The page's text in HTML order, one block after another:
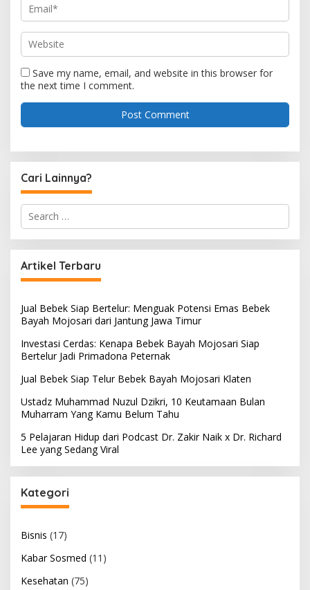
Save my name, email, and website in this browser for
the next time I comment.
Cari Lainnya?
S
r
c
h
f
r
:
Artikel Terbaru
Jual Bebek Siap Bertelur: Menguak Potensi Emas Bebek
Bayah Mojosari dari Jantung Jawa Timur
Investasi Cerdas: Kenapa Bebek Bayah Mojosari Siap
Bertelur Jadi Primadona Peternak
Jual Bebek Siap Telur Bebek Bayah Mojosari Klaten
Ustadz Muhammad Nuzul Dzikri, 10 Keutamaan Bulan
Muharram Yang Kamu Belum Tahu
5 Pelajaran Hidup dari Podcast Dr. Zakir Naik x Dr. Richard
Lee yang Sedang Viral
Kategori
Bisnis (17)
Kabar Sosmed (11)
Kesehatan (75)